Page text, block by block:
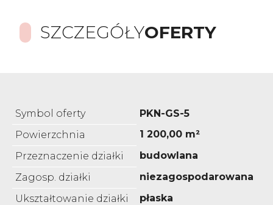
SZCZEGÓŁYOFERTY
Symbol oferty
PKN-GS-5
Powierzchnia
1 200,00 m²
Przeznaczenie działki
budowlana
Zagosp. działki
niezagospodarowana
Ukształtowanie działki
płaska